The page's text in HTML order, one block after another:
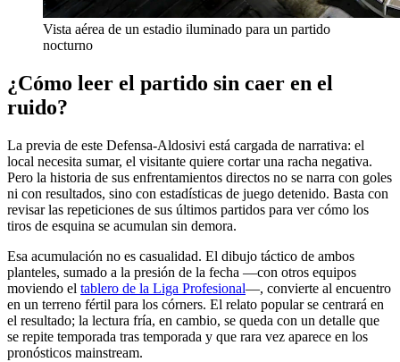
Vista aérea de un estadio iluminado para un partido
nocturno
¿Cómo leer el partido sin caer en el
ruido?
La previa de este Defensa-Aldosivi está cargada de narrativa: el
local necesita sumar, el visitante quiere cortar una racha negativa.
Pero la historia de sus enfrentamientos directos no se narra con goles
ni con resultados, sino con estadísticas de juego detenido. Basta con
revisar las repeticiones de sus últimos partidos para ver cómo los
tiros de esquina se acumulan sin demora.
Esa acumulación no es casualidad. El dibujo táctico de ambos
planteles, sumado a la presión de la fecha —con otros equipos
moviendo el tablero de la Liga Profesional—, convierte al encuentro
en un terreno fértil para los córners. El relato popular se centrará en
el resultado; la lectura fría, en cambio, se queda con un detalle que
se repite temporada tras temporada y que rara vez aparece en los
pronósticos mainstream.